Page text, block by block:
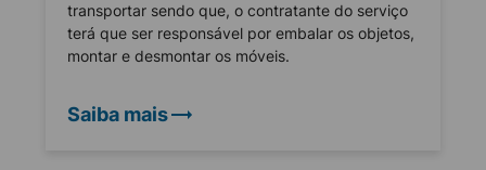
transportar sendo que, o contratante do serviço
terá que ser responsável por embalar os objetos,
montar e desmontar os móveis.
Saiba mais